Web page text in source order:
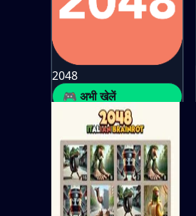
2048
🎮 अभी खेलें